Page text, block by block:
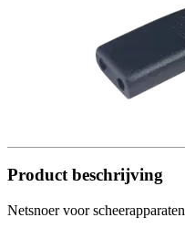
Product beschrijving
Netsnoer voor scheerapparaten